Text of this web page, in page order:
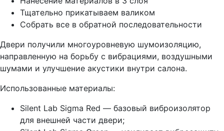
Тщательно прикатываем валиком
Собрать все в обратной последовательности
Двери получили многоуровневую шумоизоляцию,
направленную на борьбу с вибрациями, воздушными
шумами и улучшение акустики внутри салона.
Использованные материалы:
Silent Lab Sigma Red — базовый виброизолятор
для внешней части двери;